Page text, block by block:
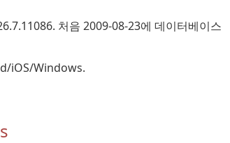
처음 2009-08-23에 데이터베이스
iOS/Windows.